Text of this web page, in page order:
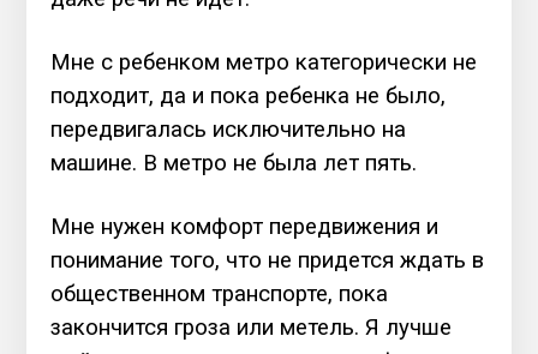
Мне с ребенком метро категорически не
подходит, да и пока ребенка не было,
передвигалась исключительно на
машине. В метро не была лет пять.
Мне нужен комфорт передвижения и
понимание того, что не придется ждать в
общественном транспорте, пока
закончится гроза или метель. Я лучше